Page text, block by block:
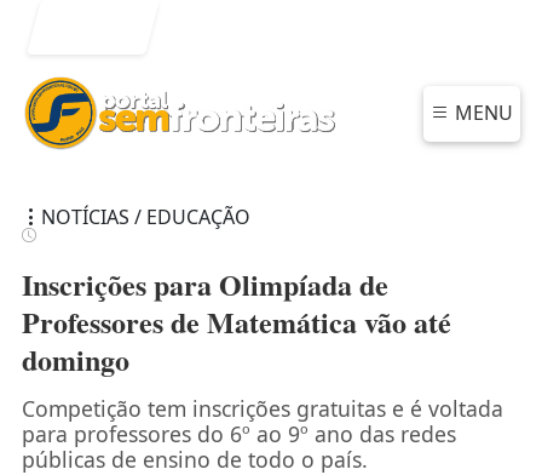
MENU
NOTÍCIAS / EDUCAÇÃO
Inscrições para Olimpíada de
Professores de Matemática vão até
domingo
Competição tem inscrições gratuitas e é voltada
para professores do 6º ao 9º ano das redes
públicas de ensino de todo o país.